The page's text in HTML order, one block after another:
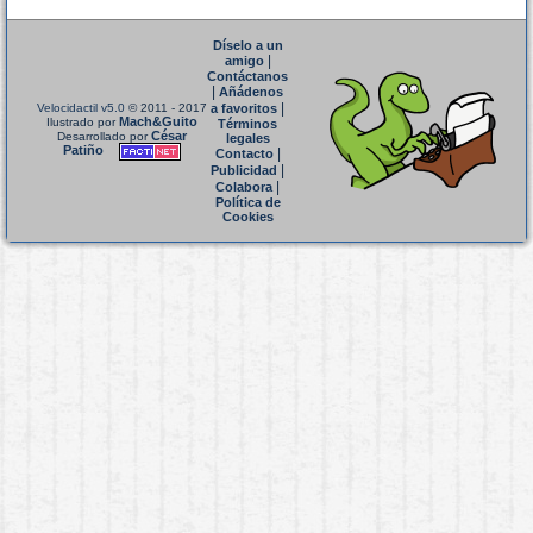
Velocidactil v5.0 © 2011 - 2017
Ilustrado porMach&Guito
Desarrollado porCésar
Patiño
Díselo a un
amigo|
Contáctanos
Añádenos
a favoritos
Términos
legales
Contacto|
Publicidad
Colabora|
Política de
Cookies